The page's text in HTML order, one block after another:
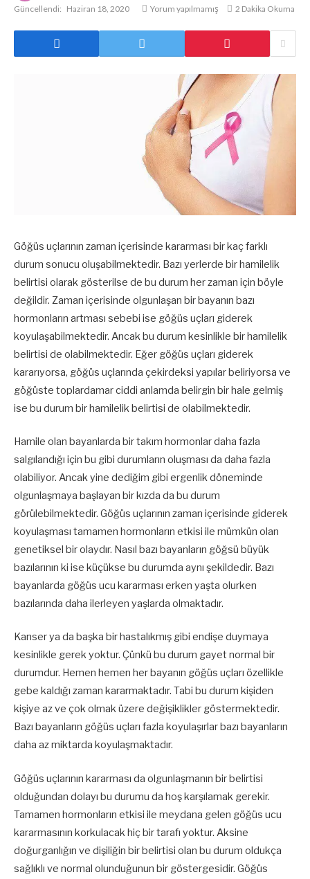
Güncellendi: Haziran 18, 2020 Yorum yapılmamış 2 Dakika Okuma
Göğüs uçlarının zaman içerisinde kararması bir kaç farklı
durum sonucu oluşabilmektedir. Bazı yerlerde bir hamilelik
belirtisi olarak gösterilse de bu durum her zaman için böyle
değildir. Zaman içerisinde olgunlaşan bir bayanın bazı
hormonların artması sebebi ise göğüs uçları giderek
koyulaşabilmektedir. Ancak bu durum kesinlikle bir hamilelik
belirtisi de olabilmektedir. Eğer göğüs uçları giderek
kararıyorsa, göğüs uçlarında çekirdeksi yapılar beliriyorsa ve
göğüste toplardamar ciddi anlamda belirgin bir hale gelmiş
ise bu durum bir hamilelik belirtisi de olabilmektedir.
Hamile olan bayanlarda bir takım hormonlar daha fazla
salgılandığı için bu gibi durumların oluşması da daha fazla
olabiliyor. Ancak yine dediğim gibi ergenlik döneminde
olgunlaşmaya başlayan bir kızda da bu durum
görülebilmektedir. Göğüs uçlarının zaman içerisinde giderek
koyulaşması tamamen hormonların etkisi ile mümkün olan
genetiksel bir olaydır. Nasıl bazı bayanların göğsü büyük
bazılarının ki ise küçükse bu durumda aynı şekildedir. Bazı
bayanlarda göğüs ucu kararması erken yaşta olurken
bazılarında daha ilerleyen yaşlarda olmaktadır.
Kanser ya da başka bir hastalıkmış gibi endişe duymaya
kesinlikle gerek yoktur. Çünkü bu durum gayet normal bir
durumdur. Hemen hemen her bayanın göğüs uçları özellikle
gebe kaldığı zaman kararmaktadır. Tabi bu durum kişiden
kişiye az ve çok olmak üzere değişiklikler göstermektedir.
Bazı bayanların göğüs uçları fazla koyulaşırlar bazı bayanların
daha az miktarda koyulaşmaktadır.
Göğüs uçlarının kararması da olgunlaşmanın bir belirtisi
olduğundan dolayı bu durumu da hoş karşılamak gerekir.
Tamamen hormonların etkisi ile meydana gelen göğüs ucu
kararmasının korkulacak hiç bir tarafı yoktur. Aksine
doğurganlığın ve dişiliğin bir belirtisi olan bu durum oldukça
sağlıklı ve normal olunduğunun bir göstergesidir. Göğüs